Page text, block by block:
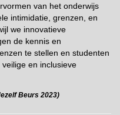
van het onderwijs
intimidatie, grenzen, en
we innovatieve
de kennis en
te stellen en studenten
en inclusieve
Beurs 2023)